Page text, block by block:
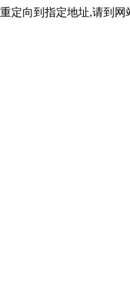
定向到指定地址,请到